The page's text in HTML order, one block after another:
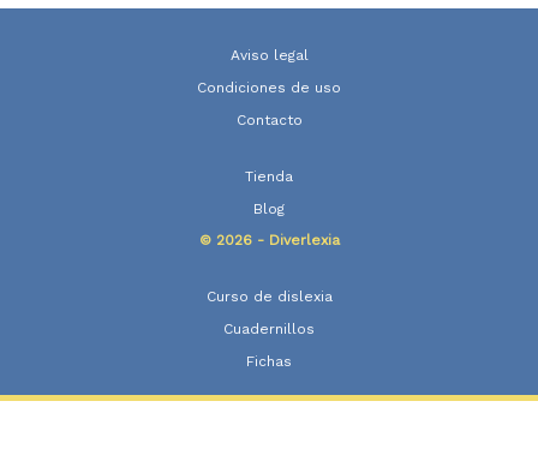
Aviso legal
Condiciones de uso
Contacto
Tienda
Blog
© 2026 - Diverlexia
Curso de dislexia
Cuadernillos
Fichas